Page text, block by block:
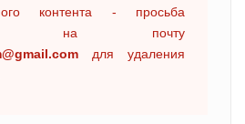
контента - просьба
на почту
для удаления